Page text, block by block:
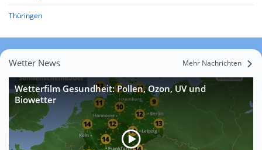
Thüringen
Wetter News Mehr Nachrichten
Wetterfilm Gesundheit: Pollen, Ozon, UV und
Biowetter